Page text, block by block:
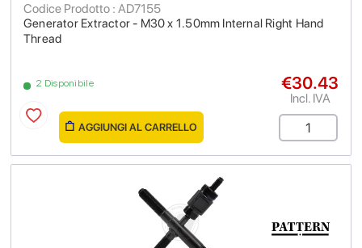
Generator Extractor - M30 x 1.50mm Internal Right Hand
Thread
Codice Prodotto : AD7155
2 Disponibile €30.43
Incl. IVA
AGGIUNGI AL CARRELLO